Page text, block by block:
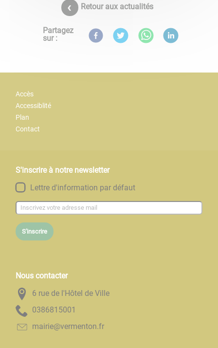
Retour aux actualités
Partagez
sur :
Accès
Accessiblité
Plan
Contact
S'inscrire à notre newsletter
Lettre d'information par défaut
S'inscrire
Nous contacter
6 rue de l'Hôtel de Ville
1005186830
rf.notnemrev@eiriam